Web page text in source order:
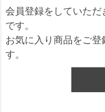
会員登録をしていただ
です。
お気に入り商品をご
す。